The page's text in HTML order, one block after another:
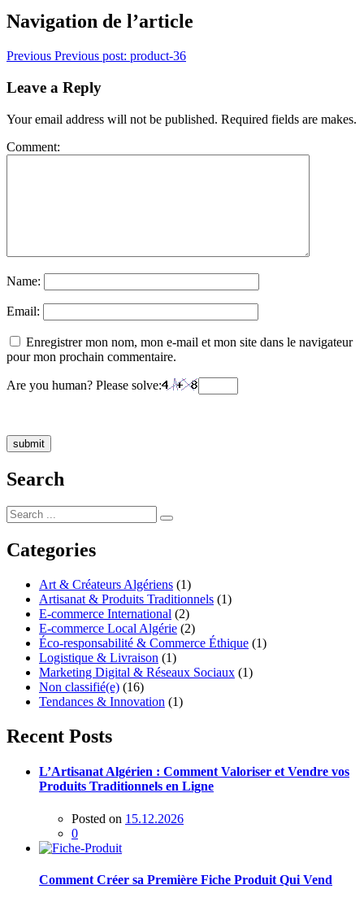
Navigation de l’article
Previous Previous post: product-36
Leave a Reply
Your email address will not be published. Required fields are makes.
Comment:
Name:
Email:
Enregistrer mon nom, mon e-mail et mon site dans le navigateur
pour mon prochain commentaire.
Are you human? Please solve:
Search
Categories
Art & Créateurs Algériens (1)
Artisanat & Produits Traditionnels (1)
E-commerce International (2)
E-commerce Local Algérie (2)
Éco-responsabilité & Commerce Éthique (1)
Logistique & Livraison (1)
Marketing Digital & Réseaux Sociaux (1)
Non classifié(e) (16)
Tendances & Innovation (1)
Recent Posts
L’Artisanat Algérien : Comment Valoriser et Vendre vos
Produits Traditionnels en Ligne
Posted on 15.12.2026
0
Comment Créer sa Première Fiche Produit Qui Vend